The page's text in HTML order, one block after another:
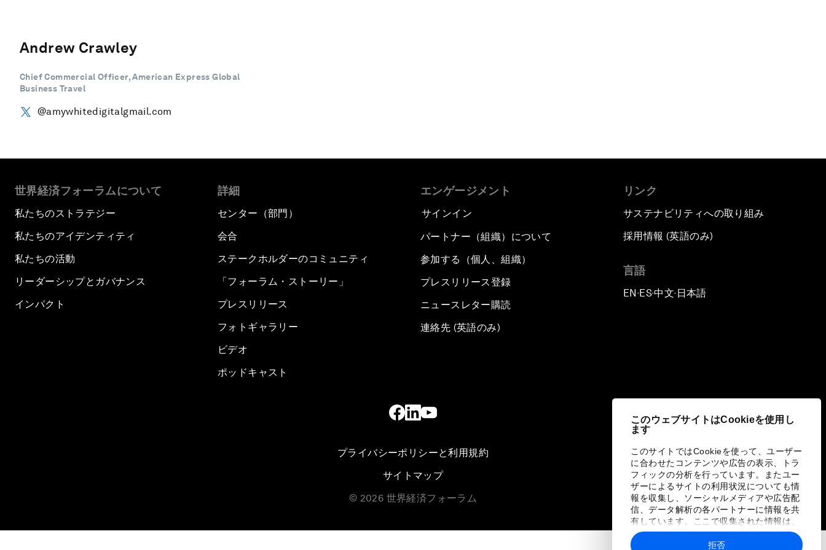
このウェブサイトはCookieを使用し
ます
このサイトではCookieを使って、ユーザー
に合わせたコンテンツや広告の表示、トラ
フィックの分析を行っています。またユー
ザーによるサイトの利用状況についても情
報を収集し、ソーシャルメディアや広告配
信、データ解析の各パートナーに情報を共
有しています。ここで収集された情報は、
ユーザーが各パートナーに提供した他の情
報や各パートナーのサービスを使用した際
拒否
Andrew Crawley
Chief Commercial Officer, American Express Global
Business Travel
@amywhitedigitalgmail.com
世界経済フォーラムについて
私たちのストラテジー
私たちのアイデンティティ
私たちの活動
リーダーシップとガバナンス
インパクト
詳細
センター（部門）
会合
ステークホルダーのコミュニティ
「フォーラム・ストーリー」
プレスリリース
フォトギャラリー
ビデオ
ポッドキャスト
エンゲージメント
サインイン
パートナー（組織）について
参加する（個人、組織）
プレスリリース登録
ニュースレター購読
連絡先 (英語のみ)
リンク
サステナビリティへの取り組み
採用情報 (英語のみ)
言語
EN ▪ES▪中文▪ 日本語
プライバシーポリシーと利用規約
サイトマップ
© 2026 世界経済フォーラム